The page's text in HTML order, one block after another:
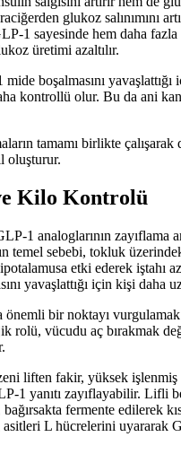
glukoz salınımını
1 sayesinde hem daha fazla
üretimi azaltılır.
boşalmasını
kontrollü olur. Bu da ani
tamamı birlikte çalışarak
oluşturur.
Kilo Kontrolü
1 analoglarının zayıflama
temel sebebi, tokluk
etki ederek iştahı
yavaşlattığı için kişi daha
önemli bir noktayı
rolü, vücudu aç bırakmak
liften fakir, yüksek
1 yanıtı zayıflayabilir. Lifli
fermente edilerek
L hücrelerini uyararak